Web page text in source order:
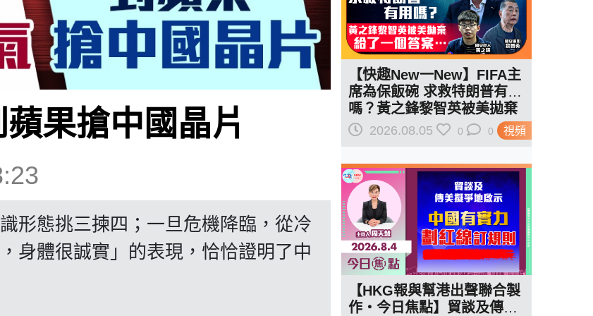
果搶中國晶片
形態挑三揀四；一旦危機降臨，從冷
身體很誠實」的表現，恰恰證明了中
視頻
【快趣New一New】FIFA主
席為保飯碗 求救特朗普有用
嗎？黃之鋒黎智英被美拋棄
給了一個答案…
2026.08.05 0 0
【HKG報與幫港出聲聯合製
作‧今日焦點】貿談及傳美